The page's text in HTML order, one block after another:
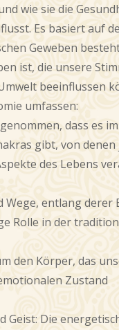
wie sie die
Es basiert auf
Geweben
ist, die unsere
beeinflussen
umfassen:
dass es im
gibt, von
des Lebens
Wege, entlang derer
Rolle in der
den Körper, das
Zustand
Geist: Die